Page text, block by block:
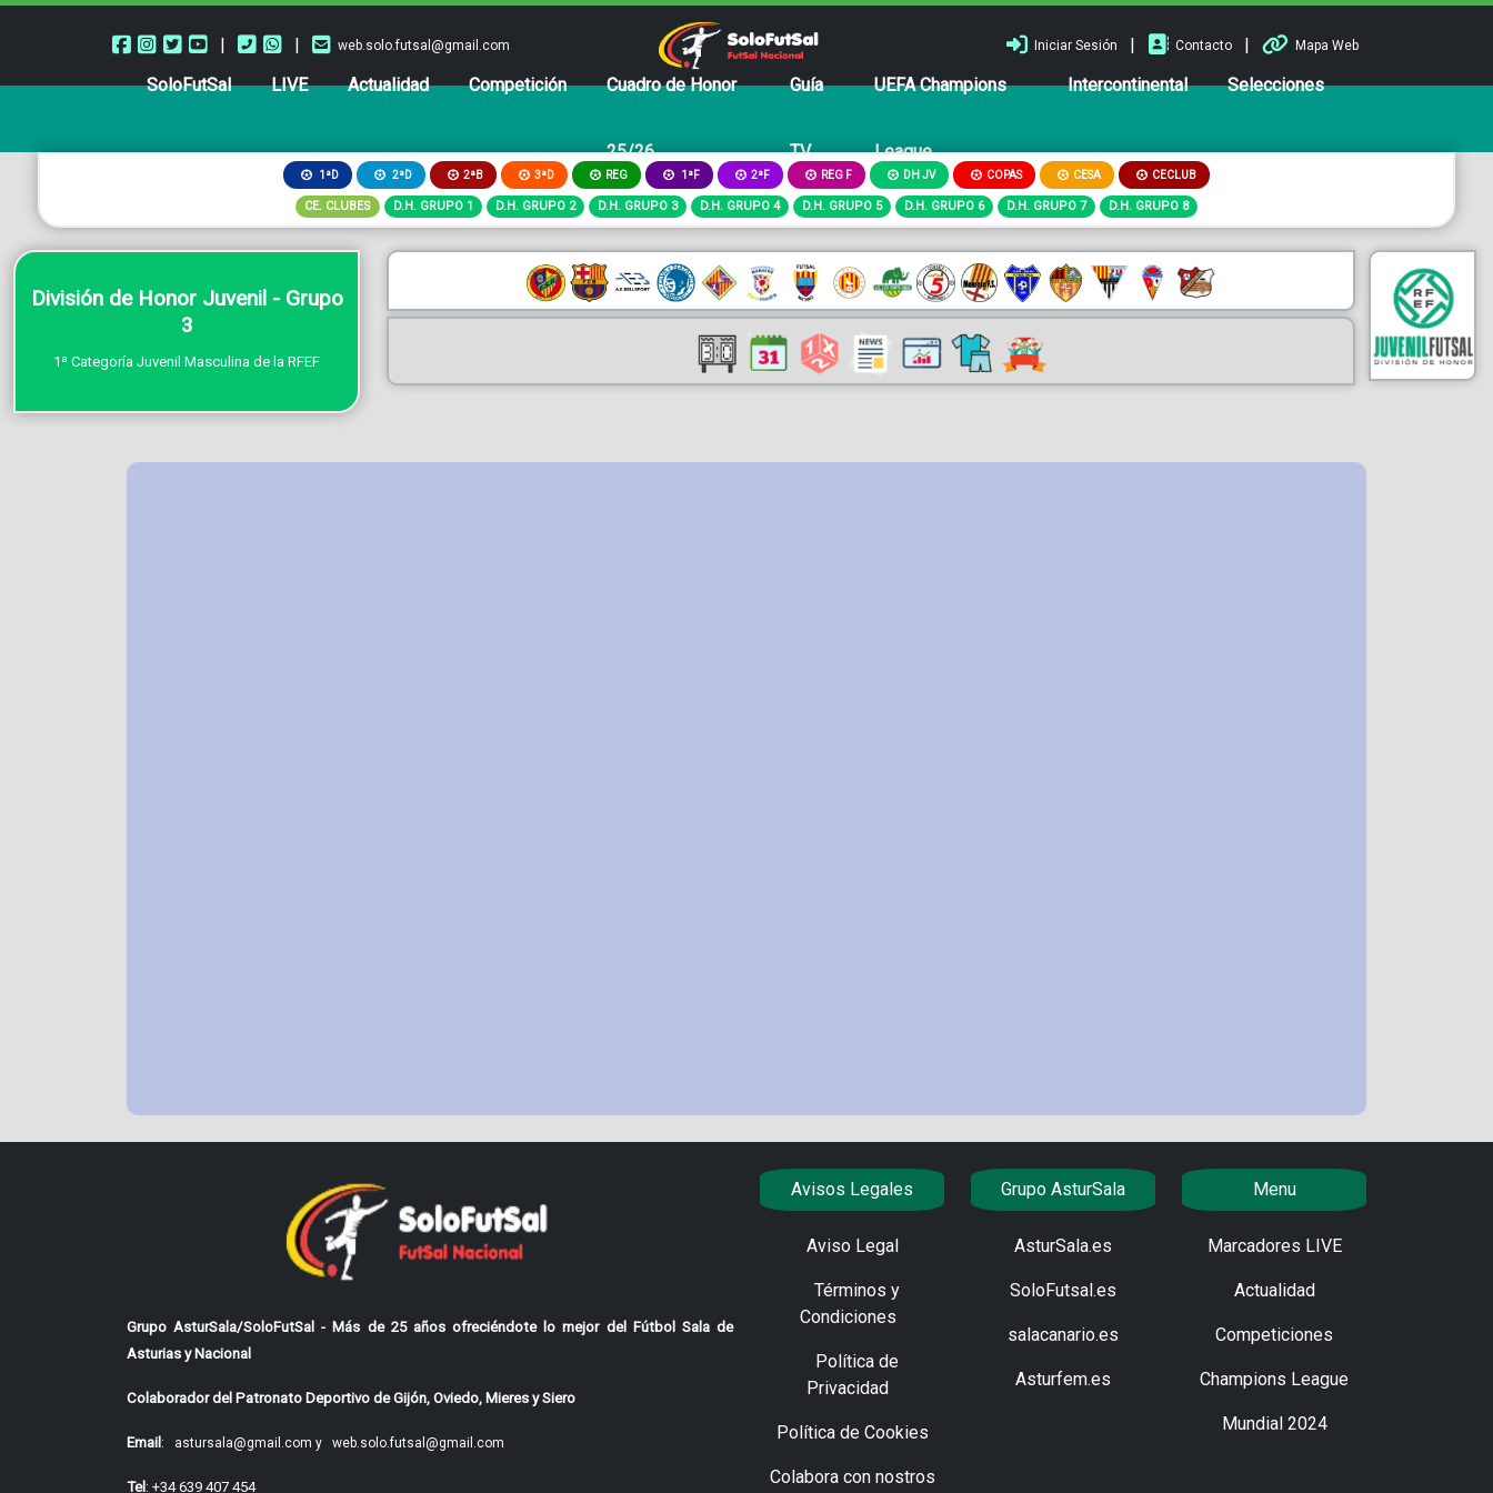
| | web.solo.futsal@gmail.com Iniciar Sesión | Contacto | Mapa Web
SoloFutSal LIVE Actualidad Competición Cuadro de Honor
25/26
Guía
TV
UEFA Champions
League
Intercontinental Selecciones
1ªD 2ªD 2ªB 3ªD REG 1ªF 2ªF REG F DH JV COPAS CESA CECLUB
CE. CLUBES D.H. GRUPO 1 D.H. GRUPO 2 D.H. GRUPO 3 D.H. GRUPO 4 D.H. GRUPO 5 D.H. GRUPO 6 D.H. GRUPO 7 D.H. GRUPO 8
División de Honor Juvenil - Grupo
3
1ª Categoría Juvenil Masculina de la RFEF
Grupo AsturSala/SoloFutSal - Más de 25 años ofreciéndote lo mejor del Fútbol Sala de
Asturias y Nacional
Colaborador del Patronato Deportivo de Gijón, Oviedo, Mieres y Siero
Email : astursala@gmail.com y web.solo.futsal@gmail.com
Tel : +34 639 407 454
Avisos Legales
Aviso Legal
Términos y
Condiciones
Política de
Privacidad
Política de Cookies
Colabora con nostros
Grupo AsturSala
AsturSala.es
SoloFutsal.es
salacanario.es
Asturfem.es
Menu
Marcadores LIVE
Actualidad
Competiciones
Champions League
Mundial 2024